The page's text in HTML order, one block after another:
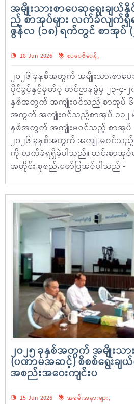
အမျိုးသားစာပေဆုရွေးချယ်
ည့် စာအုပ်များ လက်ခံလျက်ရှိရ
ဇွန်လ (၁၈) ရက်တွင် စာအုပ် (
18-Jun-2026 စာပေဗိမာန်,
၂၀၂၆ ခုနှစ်အတွက် အမျိုးသားစာပ
ပိုင်ခွင့်နှင့်မှတ်ပုံ တင်ဌာနခွဲမှ ၂၃-၄-
နှစ်အတွက် အကျုံးဝင်သည့် စာအုပ် ၆ မ
အတွက် အကျုံးဝင်သည့်စာအုပ် ၁၁၂ မ
နှစ်အတွက် အကျုံးမဝင်သည့် စာအုပ် ၁
၂၀၂၆ ခုနှစ်အတွက် အကျုံးမဝင်သည့်
ကို လက်ခံရရှိခဲ့ပါသည်။ ယင်းစာအုပ်မ
အတိုင်း စုစည်းဖော်ပြအပ်ပါသည် -
၂၀၂၅ ခုနှစ်အတွက် အမျိုးသ
(ပဏာမအဆင့်) စိစစ်ရွေးချယ်
အစည်းအဝေးကျင်းပ
15-Jun-2026 အခမ်းအနားများ,